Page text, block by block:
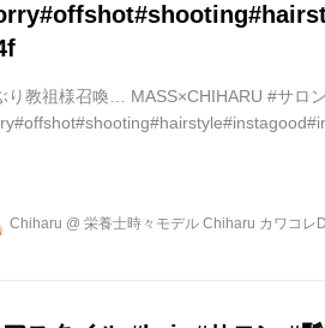
り教祖様召喚… MASS×CHIHARU #サロ
Chiharu @ 栄養士時々モデル Chiharu カワコレ